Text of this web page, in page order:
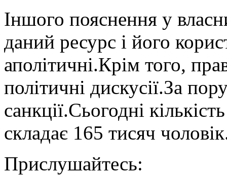
Іншого пояснення у
даний ресурс і його
аполітичні.Крім того,
політичні дискусії.За
санкції.Сьогодні
складає 165 тисяч
Прислушайтесь: